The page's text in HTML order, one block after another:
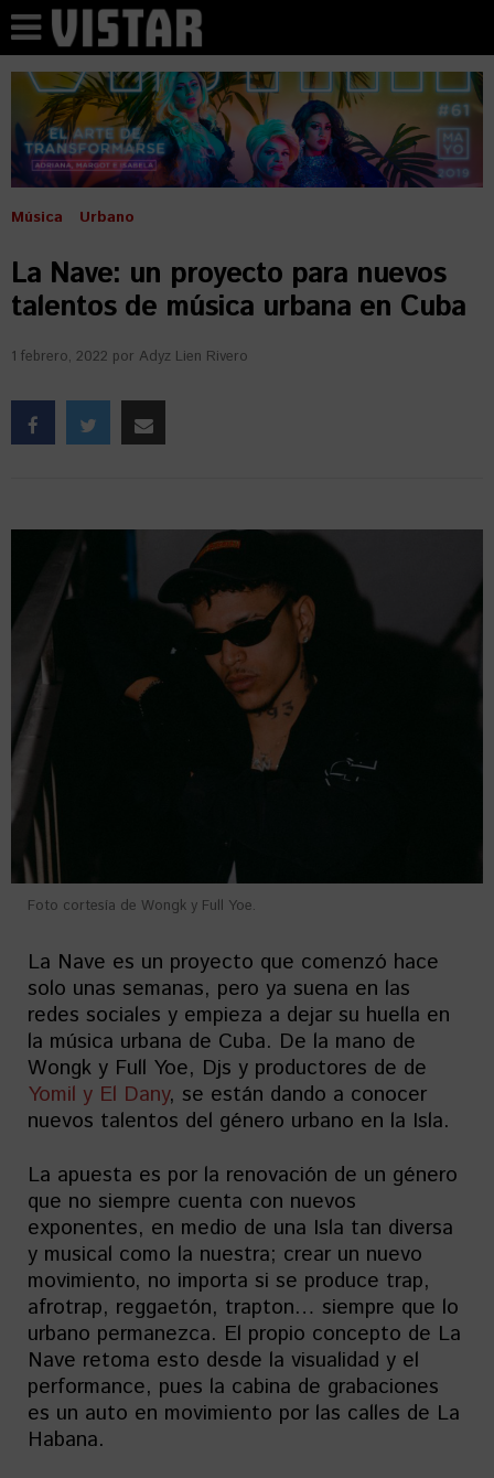
Música Urbano
La Nave: un proyecto para nuevos
talentos de música urbana en Cuba
1 febrero, 2022 por Adyz Lien Rivero
Foto cortesía de Wongk y Full Yoe.
La Nave es un proyecto que comenzó hace
solo unas semanas, pero ya suena en las
redes sociales y empieza a dejar su huella en
la música urbana de Cuba. De la mano de
Wongk y Full Yoe, Djs y productores de de
Yomil y El Dany, se están dando a conocer
nuevos talentos del género urbano en la Isla.
La apuesta es por la renovación de un género
que no siempre cuenta con nuevos
exponentes, en medio de una Isla tan diversa
y musical como la nuestra; crear un nuevo
movimiento, no importa si se produce trap,
afrotrap, reggaetón, trapton… siempre que lo
urbano permanezca. El propio concepto de La
Nave retoma esto desde la visualidad y el
performance, pues la cabina de grabaciones
es un auto en movimiento por las calles de La
Habana.